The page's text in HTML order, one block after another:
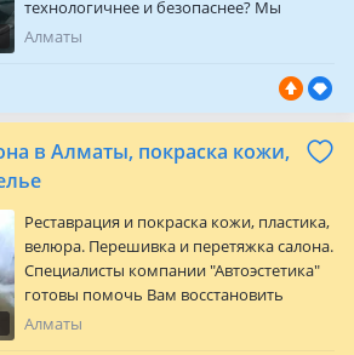
технологичнее и безопаснее? Мы
предлагаем услуги профессионального
оригинальными заводскими опциями.
Мы знаем, как важно для владельца
BMW иметь автомобиль, полностью
соответствующий его ожиданиям. Наша
функции, которых не было…
Алматы
в Алматы, покраска кожи,
Реставрация и покраска кожи, пластика,
велюра. Перешивка и перетяжка салона.
Специалисты компании "Автоэстетика"
готовы помочь Вам восстановить
репутацию и значимость Ваших
Алматы